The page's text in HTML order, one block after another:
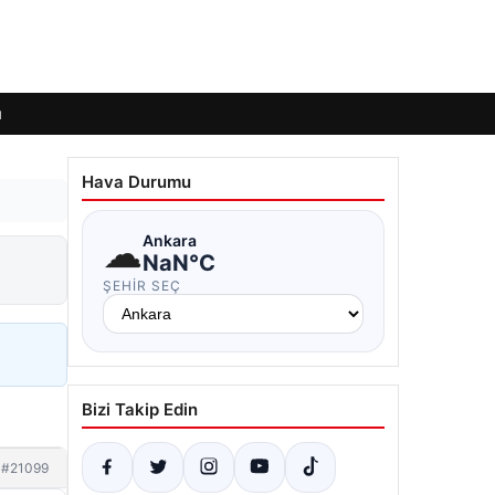
#21099
Hava Durumu
☁Ankara
NaN°C
ŞEHIR SEÇ
Bizi Takip Edin